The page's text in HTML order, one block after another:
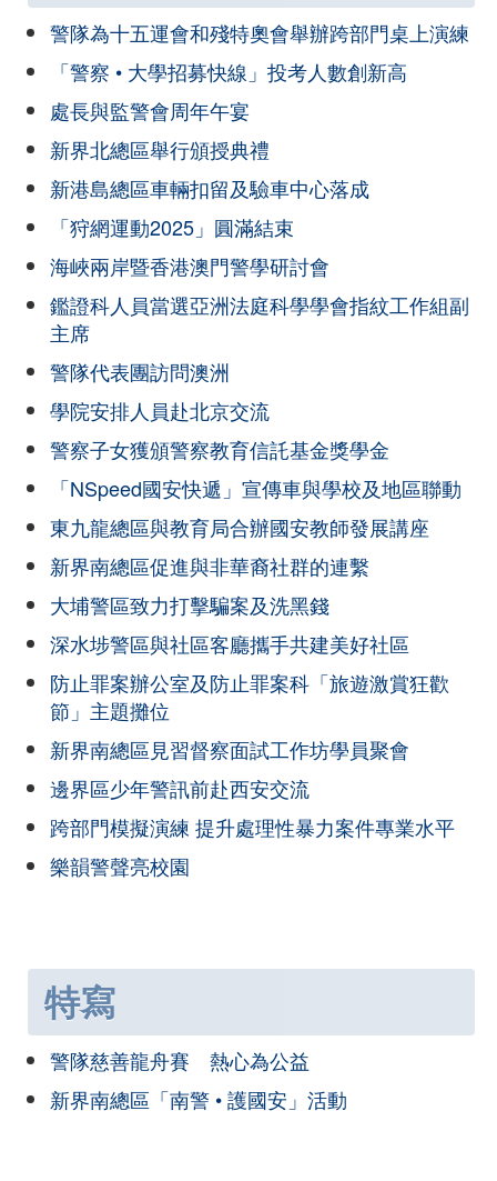
警隊為十五運會和殘特奧會舉辦跨部門桌上演練
「警察 • 大學招募快線」投考人數創新高
處長與監警會周年午宴
新界北總區舉行頒授典禮
新港島總區車輛扣留及驗車中心落成
「狩網運動2025」圓滿結束
海峽兩岸暨香港澳門警學研討會
鑑證科人員當選亞洲法庭科學學會指紋工作組副
主席
警隊代表團訪問澳洲
學院安排人員赴北京交流
警察子女獲頒警察教育信託基金獎學金
「NSpeed國安快遞」宣傳車與學校及地區聯動
東九龍總區與教育局合辦國安教師發展講座
新界南總區促進與非華裔社群的連繫
大埔警區致力打擊騙案及洗黑錢
深水埗警區與社區客廳攜手共建美好社區
防止罪案辦公室及防止罪案科「旅遊激賞狂歡
節」主題攤位
新界南總區見習督察面試工作坊學員聚會
邊界區少年警訊前赴西安交流
跨部門模擬演練 提升處理性暴力案件專業水平
樂韻警聲亮校園
特寫
警隊慈善龍舟賽 熱心為公益
新界南總區「南警 • 護國安」活動